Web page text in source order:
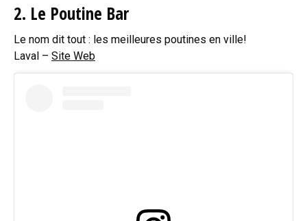
2. Le Poutine Bar
Le nom dit tout : les meilleures poutines en ville!
Laval – Site Web